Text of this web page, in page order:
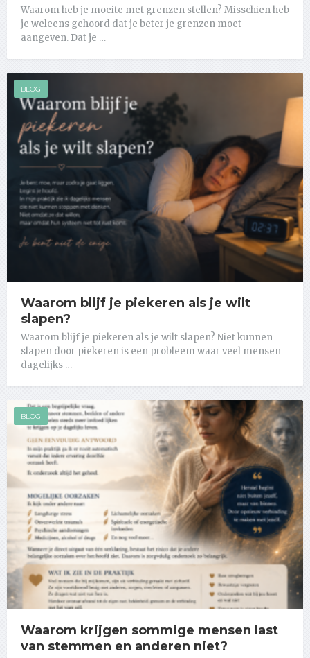
Waarom heb je moeite met grenzen stellen? Misschien heb
je weleens gehoord dat je beter je grenzen moet
aangeven. Dat je …
BLOG
Waarom blijf je piekeren als je wilt
slapen?
Waarom blijf je piekeren als je wilt slapen? Niet kunnen
slapen door piekeren is een probleem waar veel mensen
dagelijks …
BLOG
Waarom krijgen sommige mensen last
van stemmen en anderen niet?